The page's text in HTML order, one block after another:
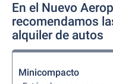
En el Nuevo
recomendamos
alquiler de autos
Minicompacto